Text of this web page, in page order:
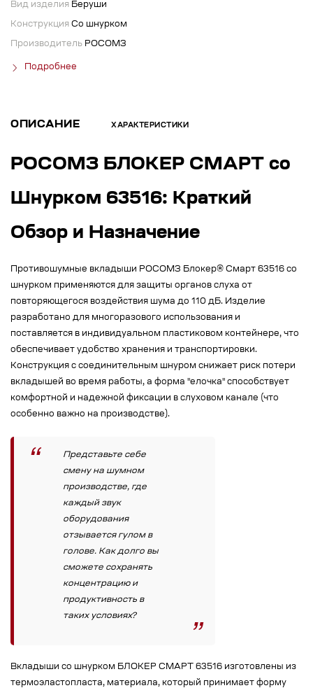
Вид изделия Беруши
Конструкция Со шнурком
Производитель РОСОМЗ
Подробнее
ОПИСАНИЕ ХАРАКТЕРИСТИКИ
РОСОМЗ БЛОКЕР СМАРТ со
Шнурком 63516: Краткий
Обзор и Назначение
Противошумные вкладыши РОСОМЗ Блокер® Смарт 63516 со
шнурком применяются для защиты органов слуха от
повторяющегося воздействия шума до 110 дБ. Изделие
разработано для многоразового использования и
поставляется в индивидуальном пластиковом контейнере, что
обеспечивает удобство хранения и транспортировки.
Конструкция с соединительным шнуром снижает риск потери
вкладышей во время работы, а форма "елочка" способствует
комфортной и надежной фиксации в слуховом канале (что
особенно важно на производстве).
Представьте себе
смену на шумном
производстве, где
каждый звук
оборудования
отзывается гулом в
голове. Как долго вы
сможете сохранять
концентрацию и
продуктивность в
таких условиях?
Вкладыши со шнурком БЛОКЕР СМАРТ 63516 изготовлены из
термоэластопласта, материала, который принимает форму